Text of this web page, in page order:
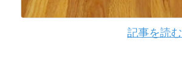
記事を読む